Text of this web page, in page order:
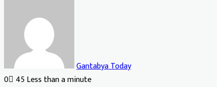
Gantabya Today
0 45Less than a minute